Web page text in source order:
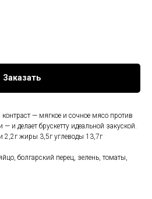
Заказать
— мягкое и сочное мясо против
и делает брускетту идеальной закуской.
2,2г жиры 3,5г углеводы 13,7г
болгарский перец, зелень, томаты,